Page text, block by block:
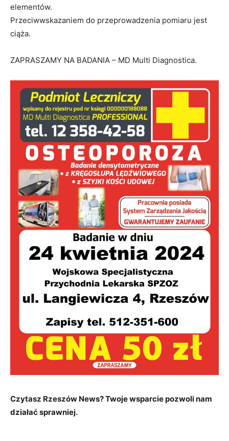
elementów.
Przeciwwskazaniem do przeprowadzenia pomiaru jest
ciąża.
ZAPRASZAMY NA BADANIA – MD Multi Diagnostica.
Czytasz Rzeszów News? Twoje wsparcie pozwoli nam
działać sprawniej.